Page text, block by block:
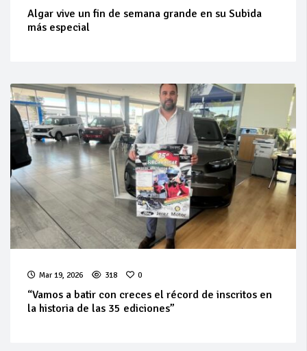
Algar vive un fin de semana grande en su Subida
más especial
Mar 19, 2026 318 0
“Vamos a batir con creces el récord de inscritos en
la historia de las 35 ediciones”